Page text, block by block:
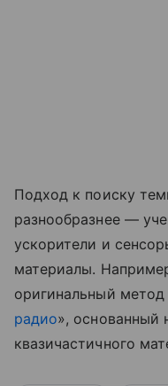
Подход к поиску
разнообразнее —
ускорители и
материалы.
оригинальный метод
радио», основанный
квазичастичного